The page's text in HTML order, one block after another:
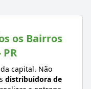
os Bairros
capital. Não
distribuidora de